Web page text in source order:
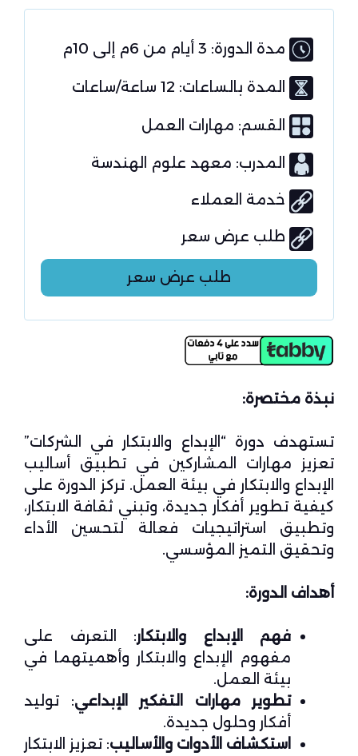
مدة الدورة: 3 أيام من 6م إلى 10م
المدة بالساعات: 12 ساعة/ساعات
القسم: مهارات العمل
المدرب: معهد علوم الهندسة
خدمة العملاء
طلب عرض سعر
طلب عرض سعر
نبذة مختصرة:
تستهدف دورة “الإبداع والابتكار في الشركات”
تعزيز مهارات المشاركين في تطبيق أساليب
الإبداع والابتكار في بيئة العمل. تركز الدورة على
كيفية تطوير أفكار جديدة، وتبني ثقافة الابتكار،
وتطبيق استراتيجيات فعالة لتحسين الأداء
وتحقيق التميز المؤسسي.
أهداف الدورة:
فهم الإبداع والابتكار: التعرف على
مفهوم الإبداع والابتكار وأهميتهما في
بيئة العمل.
تطوير مهارات التفكير الإبداعي: توليد
أفكار وحلول جديدة.
استكشاف الأدوات والأساليب: تعزيز الابتكار